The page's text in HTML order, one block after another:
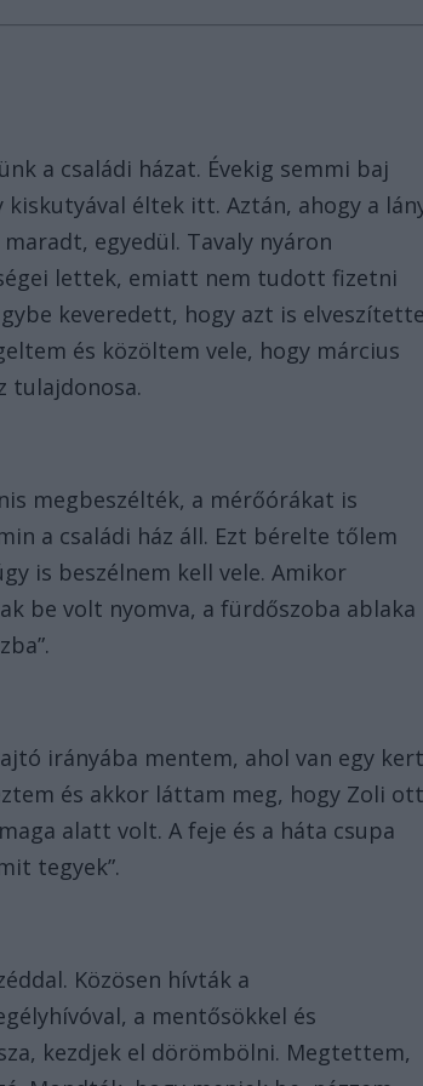
a családi házat. Évekig semmi baj
kiskutyával éltek itt. Aztán, ahogy a
egyedül. Tavaly nyáron
lettek, emiatt nem tudott fizetni
keveredett, hogy azt is
és közöltem vele, hogy március
tulajdonosa.
megbeszélték, a mérőórákat is
a családi ház áll. Ezt bérelte tőlem
is beszélnem kell vele. Amikor
be volt nyomva, a fürdőszoba ablaka
irányába mentem, ahol van egy
és akkor láttam meg, hogy Zoli
alatt volt. A feje és a háta csupa
tegyek”.
Közösen hívták a
a mentősökkel és
kezdjek el dörömbölni. Megtettem,